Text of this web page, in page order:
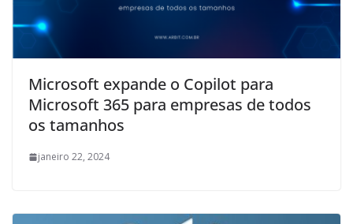
Microsoft expande o Copilot para
Microsoft 365 para empresas de todos
os tamanhos
janeiro 22, 2024